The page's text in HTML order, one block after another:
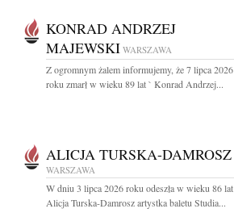
KONRAD ANDRZEJ
MAJEWSKI WARSZAWA
Z ogromnym żalem informujemy, że 7 lipca 2026
roku zmarł w wieku 89 lat ` Konrad Andrzej...
ALICJA TURSKA-DAMROSZ
WARSZAWA
W dniu 3 lipca 2026 roku odeszła w wieku 86 lat
Alicja Turska-Damrosz artystka baletu Studia...